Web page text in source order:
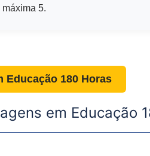
5.
Educação 180 Horas
em Educação